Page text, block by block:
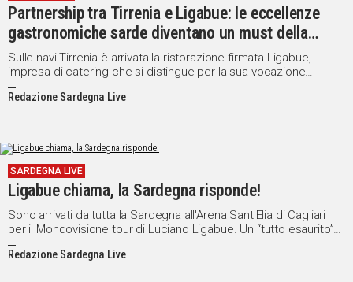
Partnership tra Tirrenia e Ligabue: le eccellenze
gastronomiche sarde diventano un must della
compagnia
Sulle navi Tirrenia è arrivata la ristorazione firmata Ligabue,
impresa di catering che si distingue per la sua vocazione
internazionale e il suo programma “well-being” orientato verso
un'alimentazione corretta ed equilibrata, nel rispetto delle
Redazione Sardegna Live
SARDEGNA LIVE
Ligabue chiama, la Sardegna risponde!
Sono arrivati da tutta la Sardegna all'Arena Sant'Elia di Cagliari
per il Mondovisione tour di Luciano Ligabue. Un “tutto esaurito”
fin dall'annuncio dell'arrivo in terra sarda del cantante emiliano a
conclusione del suo viaggio, durato un anno e mezzo, che lo ha
Redazione Sardegna Live